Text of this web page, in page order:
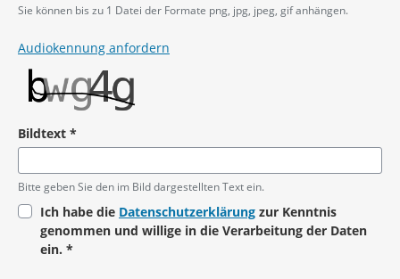
Sie können bis zu 1 Datei der Formate png, jpg, jpeg, gif anhängen.
Audiokennung anfordern
Bildtext *
Pflichtangabe
Bitte geben Sie den im Bild dargestellten Text ein.
Ich habe die Datenschutzerklärung zur Kenntnis
genommen und willige in die Verarbeitung der Daten
ein. *